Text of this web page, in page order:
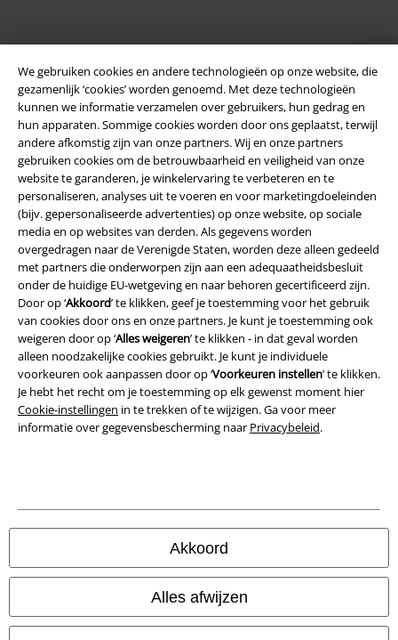
We gebruiken cookies en andere technologieën op onze website, die
gezamenlijk ‘cookies’ worden genoemd. Met deze technologieën
kunnen we informatie verzamelen over gebruikers, hun gedrag en
hun apparaten. Sommige cookies worden door ons geplaatst, terwijl
andere afkomstig zijn van onze partners. Wij en onze partners
gebruiken cookies om de betrouwbaarheid en veiligheid van onze
website te garanderen, je winkelervaring te verbeteren en te
personaliseren, analyses uit te voeren en voor marketingdoeleinden
(bijv. gepersonaliseerde advertenties) op onze website, op sociale
media en op websites van derden. Als gegevens worden
overgedragen naar de Verenigde Staten, worden deze alleen gedeeld
met partners die onderworpen zijn aan een adequaatheidsbesluit
onder de huidige EU-wetgeving en naar behoren gecertificeerd zijn.
Door op ‘Akkoord’ te klikken, geef je toestemming voor het gebruik
van cookies door ons en onze partners. Je kunt je toestemming ook
weigeren door op ‘Alles weigeren’ te klikken - in dat geval worden
alleen noodzakelijke cookies gebruikt. Je kunt je individuele
voorkeuren ook aanpassen door op ‘Voorkeuren instellen’ te klikken.
Je hebt het recht om je toestemming op elk gewenst moment hier
Cookie-instellingen in te trekken of te wijzigen. Ga voor meer
informatie over gegevensbescherming naar Privacybeleid.
Akkoord
Alles afwijzen
Legal
Algemene Voorwaarden
Bedrijfsgegevens
Privacyverklaring
Verklaring van conformiteit
Informatie over toegankelijkheid
Cookie-instellingen
Annuleer bestelling
Onze online shops
EMP International